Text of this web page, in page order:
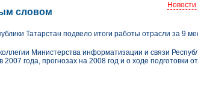
словом
Татарстан подвело итоги работы отрасли за 9
Министерства информатизации и связи
года, прогнозах на 2008 год и о ходе подготовки